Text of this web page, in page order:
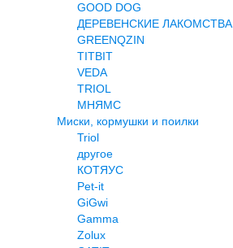
GOOD DOG
ДЕРЕВЕНСКИЕ ЛАКОМСТВА
GREENQZIN
TITBIT
VEDA
TRIOL
МНЯМС
Миски, кормушки и поилки
Triol
другое
КОТЯУС
Pet-it
GiGwi
Gamma
Zolux